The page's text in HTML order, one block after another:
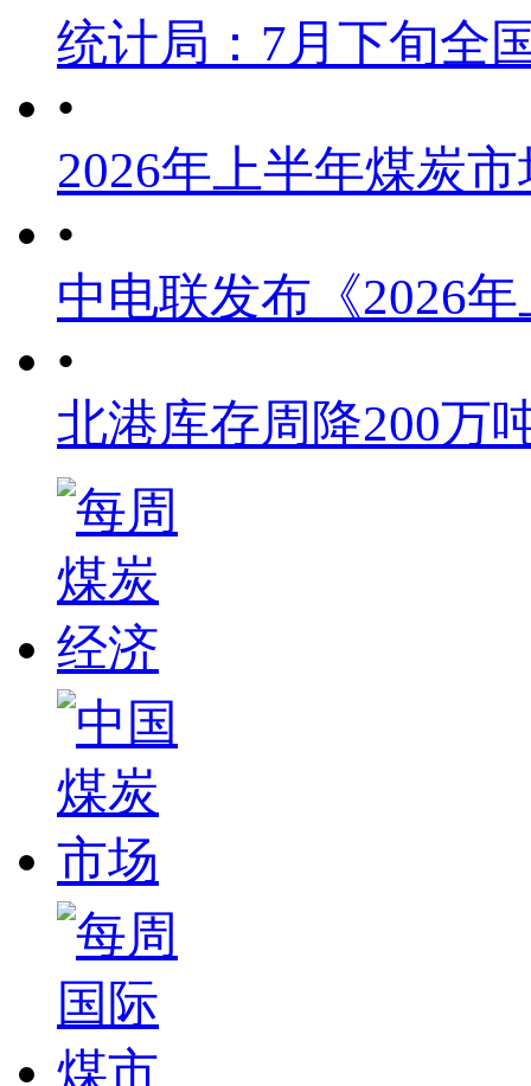
统计局：7月下旬全
•
2026年上半年煤炭
•
中电联发布《2026
•
北港库存周降200万